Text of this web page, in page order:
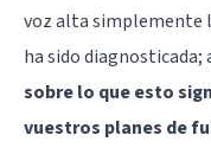
voz alta simplemente
ha sido diagnosticada;
sobre lo que esto
vuestros planes de